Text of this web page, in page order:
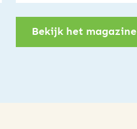
Bekijk het magazine